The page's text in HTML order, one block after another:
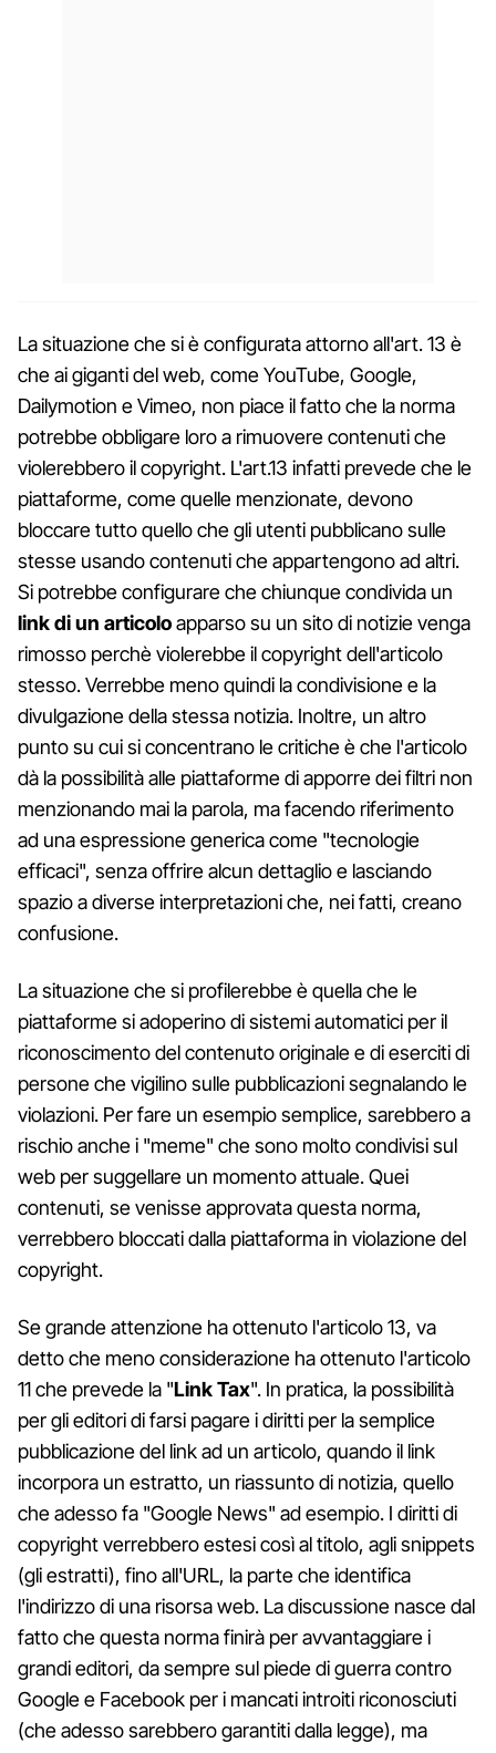
La situazione che si è configurata attorno all'art. 13 è
che ai giganti del web, come YouTube, Google,
Dailymotion e Vimeo, non piace il fatto che la norma
potrebbe obbligare loro a rimuovere contenuti che
violerebbero il copyright. L'art.13 infatti prevede che le
piattaforme, come quelle menzionate, devono
bloccare tutto quello che gli utenti pubblicano sulle
stesse usando contenuti che appartengono ad altri.
Si potrebbe configurare che chiunque condivida un
link di un articoloapparso su un sito di notizie venga
rimosso perchè violerebbe il copyright dell'articolo
stesso. Verrebbe meno quindi la condivisione e la
divulgazione della stessa notizia. Inoltre, un altro
punto su cui si concentrano le critiche è che l'articolo
dà la possibilità alle piattaforme di apporre dei filtri non
menzionando mai la parola, ma facendo riferimento
ad una espressione generica come "tecnologie
efficaci", senza offrire alcun dettaglio e lasciando
spazio a diverse interpretazioni che, nei fatti, creano
confusione.
La situazione che si profilerebbe è quella che le
piattaforme si adoperino di sistemi automatici per il
riconoscimento del contenuto originale e di eserciti di
persone che vigilino sulle pubblicazioni segnalando le
violazioni. Per fare un esempio semplice, sarebbero a
rischio anche i "meme" che sono molto condivisi sul
web per suggellare un momento attuale. Quei
contenuti, se venisse approvata questa norma,
verrebbero bloccati dalla piattaforma in violazione del
copyright.
Se grande attenzione ha ottenuto l'articolo 13, va
detto che meno considerazione ha ottenuto l'articolo
11 che prevede la "Link Tax". In pratica, la possibilità
per gli editori di farsi pagare i diritti per la semplice
pubblicazione del link ad un articolo, quando il link
incorpora un estratto, un riassunto di notizia, quello
che adesso fa "Google News" ad esempio. I diritti di
copyright verrebbero estesi così al titolo, agli snippets
(gli estratti), fino all'URL, la parte che identifica
l'indirizzo di una risorsa web. La discussione nasce dal
fatto che questa norma finirà per avvantaggiare i
grandi editori, da sempre sul piede di guerra contro
Google e Facebook per i mancati introiti riconosciuti
(che adesso sarebbero garantiti dalla legge), ma